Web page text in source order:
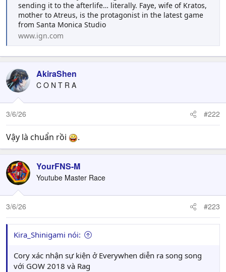
sending it to the afterlife… literally. Faye, wife of Kratos,
mother to Atreus, is the protagonist in the latest game
from Santa Monica Studio
www.ign.com
AkiraShen
C O N T R A
3/6/26 #222
Vậy là chuẩn rồi .
YourFNS-M
Youtube Master Race
3/6/26 #223
Kira_Shinigami nói:
Cory xác nhận sự kiện ở Everywhen diễn ra song song
với GOW 2018 và Rag